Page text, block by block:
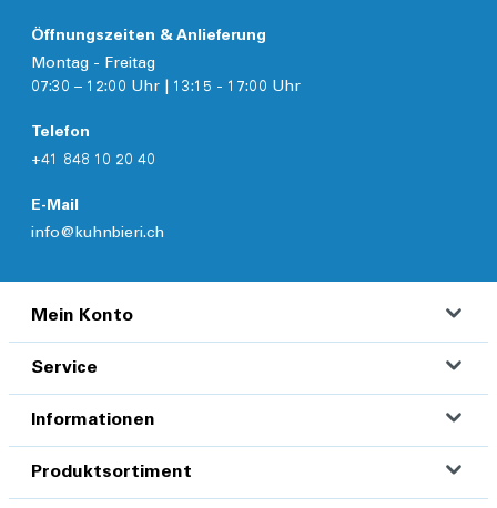
Öffnungszeiten & Anlieferung
Montag - Freitag
07:30 – 12:00 Uhr | 13:15 - 17:00 Uhr
Telefon
+41 848 10 20 40
E-Mail
info@kuhnbieri.ch
Mein Konto
Service
Informationen
Produktsortiment